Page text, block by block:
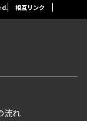
相互リンク
流れ